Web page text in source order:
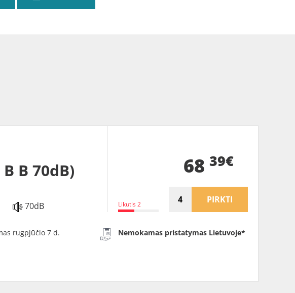
B 70dB)
70dB Likutis 2
68 39€
PIRKTI
rugpjūčio 7 d. Nemokamas pristatymas Lietuvoje*